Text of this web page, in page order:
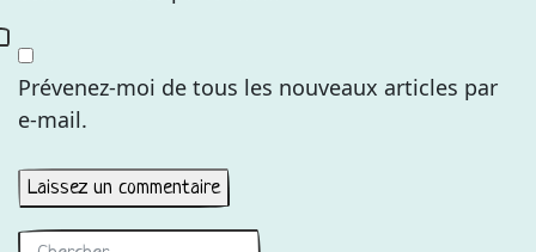
Prévenez-moi de tous les nouveaux articles par
e-mail.